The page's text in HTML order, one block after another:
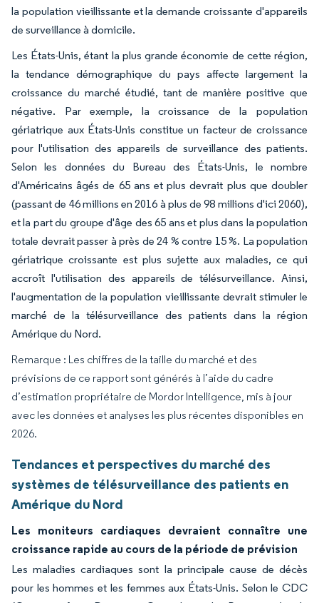
la population vieillissante et la demande croissante d'appareils
de surveillance à domicile.
Les États-Unis, étant la plus grande économie de cette région,
la tendance démographique du pays affecte largement la
croissance du marché étudié, tant de manière positive que
négative. Par exemple, la croissance de la population
gériatrique aux États-Unis constitue un facteur de croissance
pour l'utilisation des appareils de surveillance des patients.
Selon les données du Bureau des États-Unis, le nombre
d'Américains âgés de 65 ans et plus devrait plus que doubler
(passant de 46 millions en 2016 à plus de 98 millions d'ici 2060),
et la part du groupe d'âge des 65 ans et plus dans la population
totale devrait passer à près de 24 % contre 15 %. La population
gériatrique croissante est plus sujette aux maladies, ce qui
accroît l'utilisation des appareils de télésurveillance. Ainsi,
l'augmentation de la population vieillissante devrait stimuler le
marché de la télésurveillance des patients dans la région
Amérique du Nord.
Remarque : Les chiffres de la taille du marché et des
prévisions de ce rapport sont générés à l’aide du cadre
d’estimation propriétaire de Mordor Intelligence, mis à jour
avec les données et analyses les plus récentes disponibles en
2026.
Tendances et perspectives du marché des
systèmes de télésurveillance des patients en
Amérique du Nord
Les moniteurs cardiaques devraient connaître une
croissance rapide au cours de la période de prévision
Les maladies cardiaques sont la principale cause de décès
pour les hommes et les femmes aux États-Unis. Selon le CDC